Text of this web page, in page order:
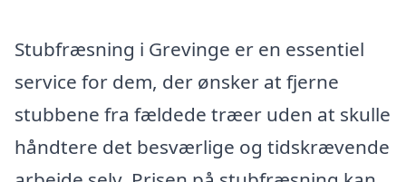
Stubfræsning i Grevinge er en essentiel
service for dem, der ønsker at fjerne
stubbene fra fældede træer uden at skulle
håndtere det besværlige og tidskrævende